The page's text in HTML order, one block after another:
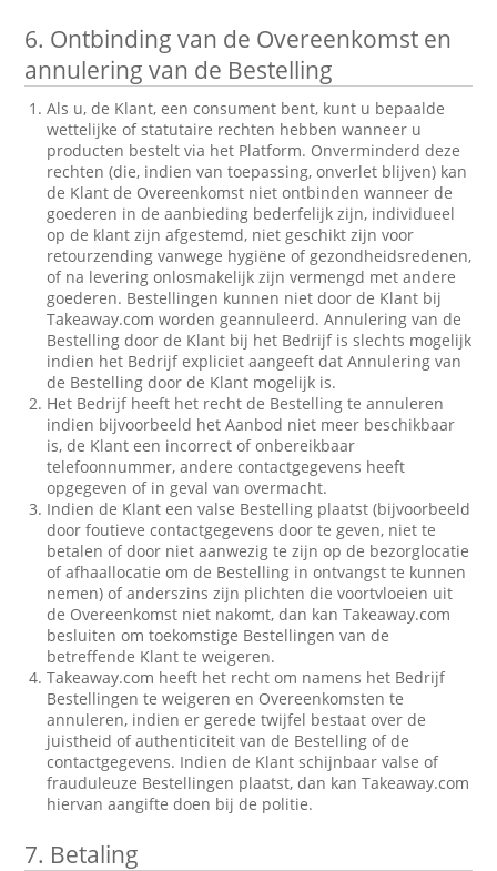
6. Ontbinding van de Overeenkomst en
annulering van de Bestelling
Als u, de Klant, een consument bent, kunt u bepaalde
wettelijke of statutaire rechten hebben wanneer u
producten bestelt via het Platform. Onverminderd deze
rechten (die, indien van toepassing, onverlet blijven) kan
de Klant de Overeenkomst niet ontbinden wanneer de
goederen in de aanbieding bederfelijk zijn, individueel
op de klant zijn afgestemd, niet geschikt zijn voor
retourzending vanwege hygiëne of gezondheidsredenen,
of na levering onlosmakelijk zijn vermengd met andere
goederen. Bestellingen kunnen niet door de Klant bij
Takeaway.com worden geannuleerd. Annulering van de
Bestelling door de Klant bij het Bedrijf is slechts mogelijk
indien het Bedrijf expliciet aangeeft dat Annulering van
de Bestelling door de Klant mogelijk is.
Het Bedrijf heeft het recht de Bestelling te annuleren
indien bijvoorbeeld het Aanbod niet meer beschikbaar
is, de Klant een incorrect of onbereikbaar
telefoonnummer, andere contactgegevens heeft
opgegeven of in geval van overmacht.
Indien de Klant een valse Bestelling plaatst (bijvoorbeeld
door foutieve contactgegevens door te geven, niet te
betalen of door niet aanwezig te zijn op de bezorglocatie
of afhaallocatie om de Bestelling in ontvangst te kunnen
nemen) of anderszins zijn plichten die voortvloeien uit
de Overeenkomst niet nakomt, dan kan Takeaway.com
besluiten om toekomstige Bestellingen van de
betreffende Klant te weigeren.
Takeaway.com heeft het recht om namens het Bedrijf
Bestellingen te weigeren en Overeenkomsten te
annuleren, indien er gerede twijfel bestaat over de
juistheid of authenticiteit van de Bestelling of de
contactgegevens. Indien de Klant schijnbaar valse of
frauduleuze Bestellingen plaatst, dan kan Takeaway.com
hiervan aangifte doen bij de politie.
7. Betaling